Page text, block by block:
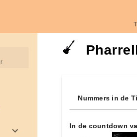
Nummers in de
In de countdown